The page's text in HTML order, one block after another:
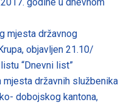
mjesta državnog
objavljen 21.10/
“Dnevni list”
mjesta državnih službenika
dobojskog kantona,